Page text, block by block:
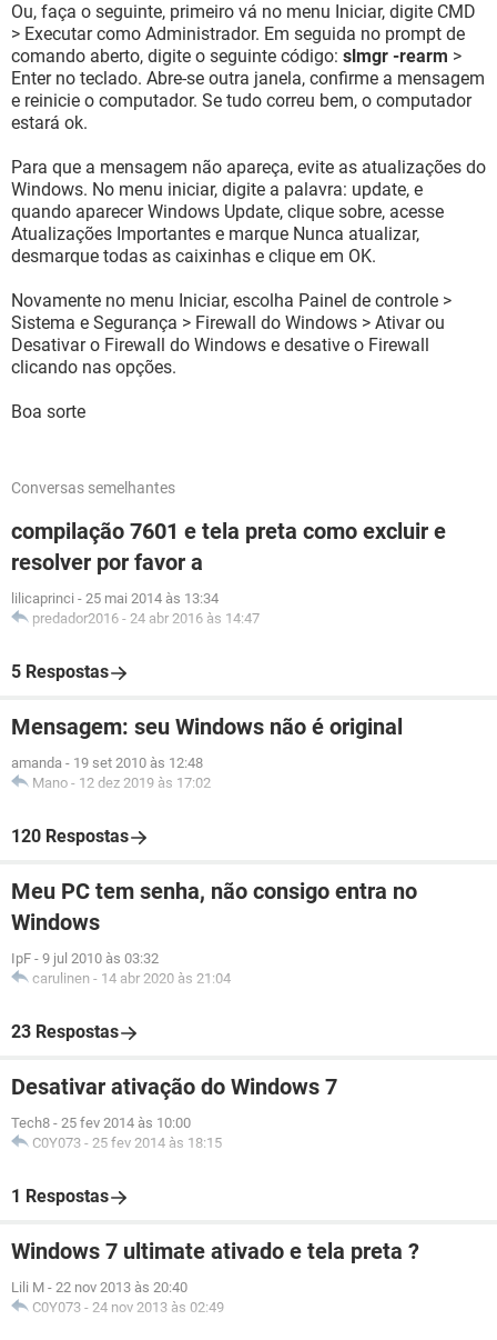
Ou, faça o seguinte, primeiro vá no menu Iniciar, digite CMD
> Executar como Administrador. Em seguida no prompt de
comando aberto, digite o seguinte código: slmgr -rearm >
Enter no teclado. Abre-se outra janela, confirme a mensagem
e reinicie o computador. Se tudo correu bem, o computador
estará ok.
Para que a mensagem não apareça, evite as atualizações do
Windows. No menu iniciar, digite a palavra: update, e
quando aparecer Windows Update, clique sobre, acesse
Atualizações Importantes e marque Nunca atualizar,
desmarque todas as caixinhas e clique em OK.
Novamente no menu Iniciar, escolha Painel de controle >
Sistema e Segurança > Firewall do Windows > Ativar ou
Desativar o Firewall do Windows e desative o Firewall
clicando nas opções.
Boa sorte
Conversas semelhantes
compilação 7601 e tela preta como excluir e
resolver por favor a
lilicaprinci - 25 mai 2014 às 13:34
predador2016 - 24 abr 2016 às 14:47
5 Respostas
Mensagem: seu Windows não é original
amanda - 19 set 2010 às 12:48
Mano - 12 dez 2019 às 17:02
120 Respostas
Meu PC tem senha, não consigo entra no
Windows
IpF - 9 jul 2010 às 03:32
carulinen - 14 abr 2020 às 21:04
23 Respostas
Desativar ativação do Windows 7
Tech8 - 25 fev 2014 às 10:00
C0Y073 - 25 fev 2014 às 18:15
1 Respostas
Windows 7 ultimate ativado e tela preta ?
Lili M - 22 nov 2013 às 20:40
C0Y073 - 24 nov 2013 às 02:49